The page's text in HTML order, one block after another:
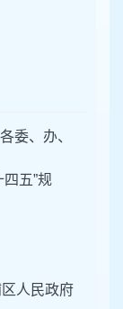
委、办、
四五”规
区人民政府